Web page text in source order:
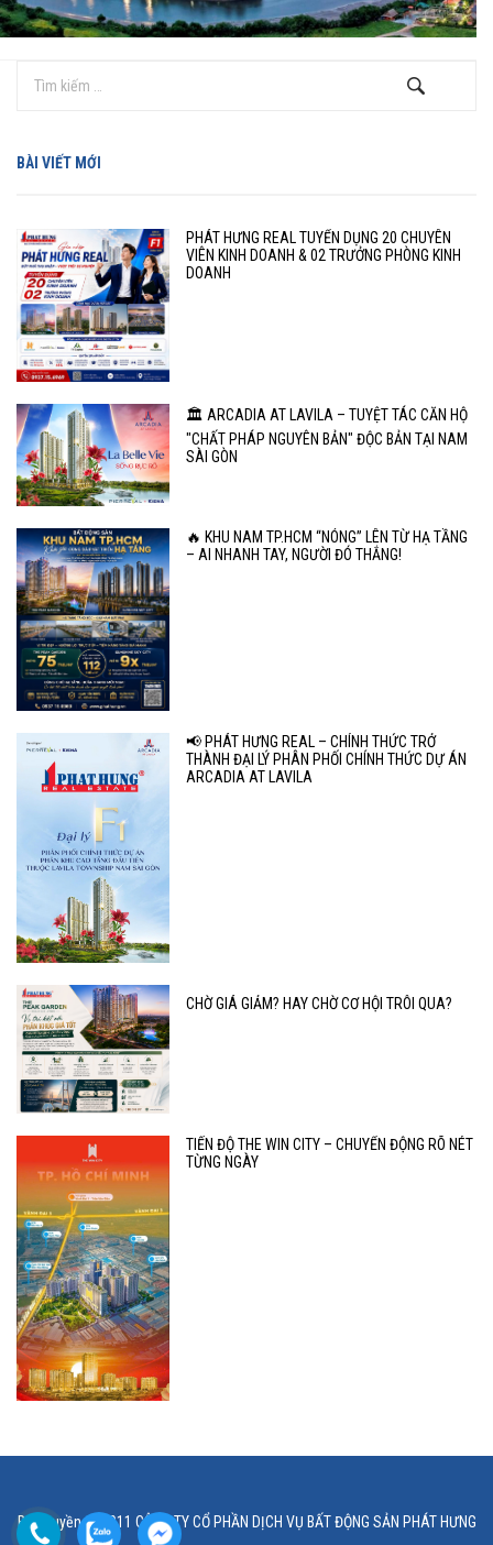
BÀI VIẾT MỚI
PHÁT HƯNG REAL TUYỂN DỤNG 20 CHUYÊN
VIÊN KINH DOANH & 02 TRƯỞNG PHÒNG KINH
DOANH
🏛️ ARCADIA AT LAVILA – TUYỆT TÁC CĂN HỘ
"CHẤT PHÁP NGUYÊN BẢN" ĐỘC BẢN TẠI NAM
SÀI GÒN
🔥 KHU NAM TP.HCM “NÓNG” LÊN TỪ HẠ TẦNG
– AI NHANH TAY, NGƯỜI ĐÓ THẮNG!
📢 PHÁT HƯNG REAL – CHÍNH THỨC TRỞ
THÀNH ĐẠI LÝ PHÂN PHỐI CHÍNH THỨC DỰ ÁN
ARCADIA AT LAVILA
CHỜ GIÁ GIẢM? HAY CHỜ CƠ HỘI TRÔI QUA?
TIẾN ĐỘ THE WIN CITY – CHUYỂN ĐỘNG RÕ NÉT
TỪNG NGÀY
Bản quyền © 2011 CÔNG TY CỔ PHẦN DỊCH VỤ BẤT ĐỘNG SẢN PHÁT HƯNG